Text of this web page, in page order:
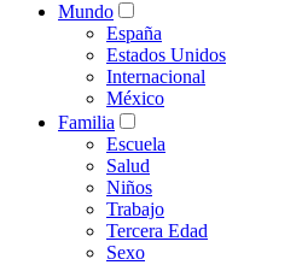
Mundo
España
Estados Unidos
Internacional
México
Familia
Escuela
Salud
Niños
Trabajo
Tercera Edad
Sexo